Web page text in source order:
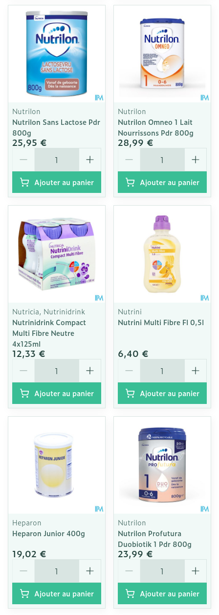
Nutrilon
Nutrilon Sans Lactose Pdr
800g
25,95 €
Ajouter au panier
Nutrilon
Nutrilon Omneo 1 Lait
Nourrissons Pdr 800g
28,99 €
Ajouter au panier
Nutricia, Nutrinidrink
Nutrinidrink Compact
Multi Fibre Neutre
4x125ml
12,33 €
Ajouter au panier
Nutrini
Nutrini Multi Fibre Fl 0,5l
6,40 €
Ajouter au panier
Heparon
Heparon Junior 400g
19,02 €
Ajouter au panier
Nutrilon
Nutrilon Profutura
Duobiotik 1 Pdr 800g
23,99 €
Ajouter au panier